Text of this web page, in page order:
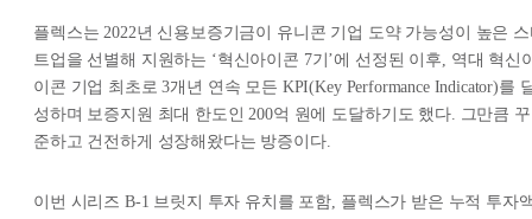
플렉스는 2022년 신용보증기금이 유니콘 기업 도약 가능성이 높은
트업을 선별해 지원하는 ‘혁신아이콘 7기’에 선정된 이후, 역대 혁신
이콘 기업 최초로 3개년 연속 모든 KPI(Key Performance Indicator)를
성하며 보증지원 최대 한도인 200억 원에 도달하기도 했다. 그만큼 꾸
준하고 건전하게 성장해왔다는 방증이다.
이번 시리즈 B-1 브릿지 투자 유치를 포함, 플렉스가 받은 누적 투자